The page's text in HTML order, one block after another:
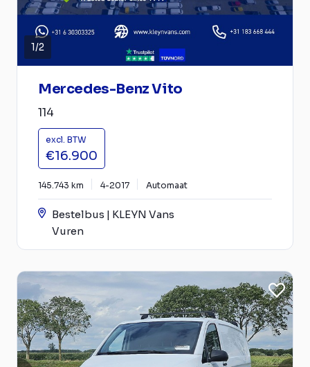
1/2
Mercedes-Benz Vito
114
excl. BTW
€16.900
145.743 km 4-2017 Automaat
Bestelbus | KLEYN Vans
Vuren